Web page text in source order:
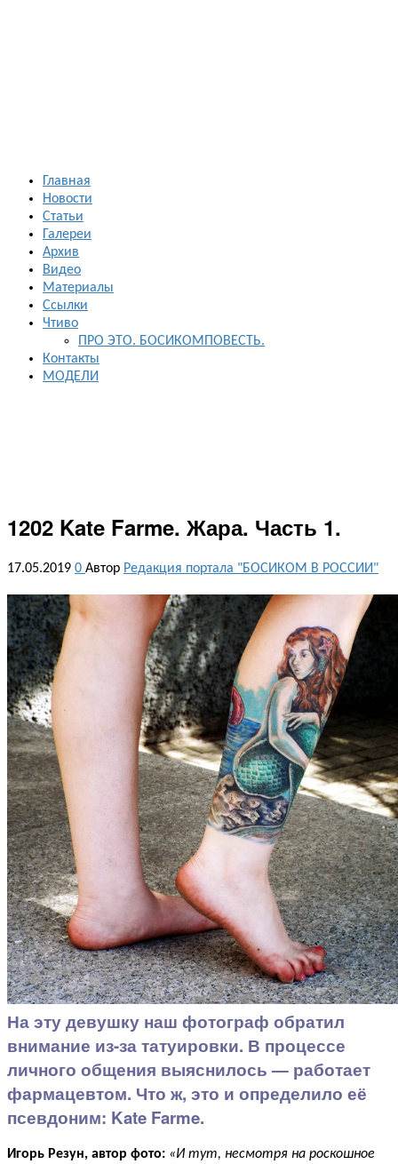
Главная
Новости
Статьи
Галереи
Архив
Видео
Материалы
Ссылки
Чтиво
ПРО ЭТО. БОСИКОМПОВЕСТЬ.
Контакты
МОДЕЛИ
1202 Kate Farme. Жара. Часть 1.
17.05.2019 0 Автор Редакция портала "БОСИКОМ В РОССИИ"
На эту девушку наш фотограф обратил
внимание из-за татуировки. В процессе
личного общения выяснилось — работает
фармацевтом. Что ж, это и определило её
псевдоним: Kate Farme.
Игорь Резун, автор фото: «И тут, несмотря на роскошное